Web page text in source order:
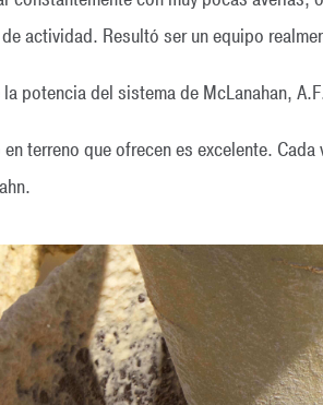
actividad. Resultó ser un equipo
la potencia del sistema de McLanahan,
en terreno que ofrecen es excelente.